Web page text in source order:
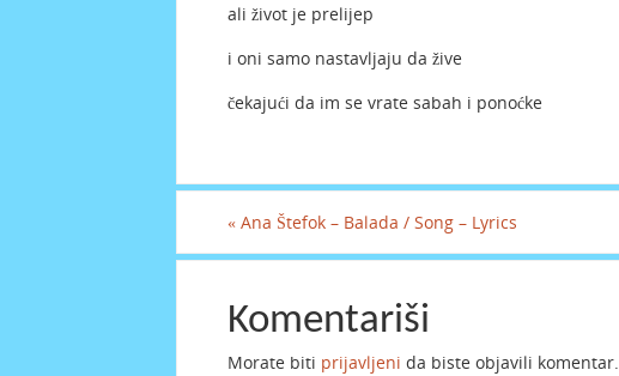
ali život je prelijep
i oni samo nastavljaju da žive
čekajući da im se vrate sabah i ponoćke
« Ana Štefok – Balada / Song – Lyrics
Komentariši
Morate biti prijavljeni da biste objavili komentar.